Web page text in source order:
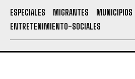
ESPECIALES MIGRANTES MUNICIPIOS
ENTRETENIMIENTO-SOCIALES